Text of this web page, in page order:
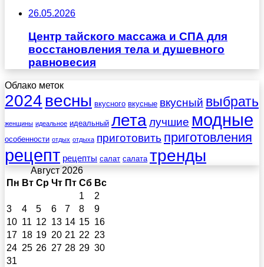
26.05.2026
Центр тайского массажа и СПА для
восстановления тела и душевного
равновесия
Облако меток
2024 весны вкусного вкусные вкусный выбрать
женщины идеальное идеальный леталучшие модные
особенности отдых отдыха приготовить приготовления
рецепт рецепты салат салата тренды
Август 2026
Пн Вт Ср Чт Пт Сб Вс
1
2
3
4 5 6 7 8
9
10 11 12 13 14 15 16
17 18 19 20 21 22 23
24 25 26 27 28 29 30
31